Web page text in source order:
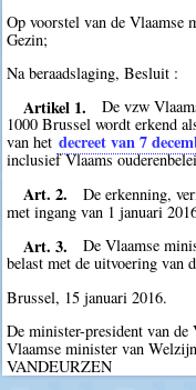
Op voorstel van de Vlaamse
Gezin;
Na beraadslaging, Besluit :
Artikel 1.
De vzw
1000 Brussel wordt erkend
van het decreet van 7
inclusief Vlaams
Art. 2.
De erkenning,
met ingang van 1 januari
Art. 3.
De Vlaamse
belast met de uitvoering van
Brussel, 15 januari 2016.
De minister-president van
Vlaamse minister van
VANDEURZEN